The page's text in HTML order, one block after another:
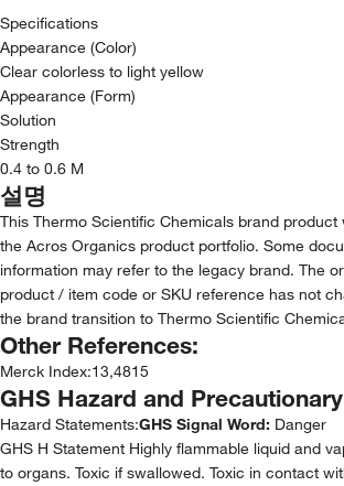
Specifications
Appearance (Color)
Clear colorless to light yellow
Appearance (Form)
Solution
Strength
0.4 to 0.6 M
설명
This Thermo Scientific Chemicals brand product
the Acros Organics product portfolio. Some
information may refer to the legacy brand. The
product / item code or SKU reference has not
the brand transition to Thermo Scientific
Other References:
Merck Index:13,4815
GHS Hazard and
Hazard Statements:GHS Signal Word: Danger
GHS H Statement Highly flammable liquid and
to organs. Toxic if swallowed. Toxic in contact